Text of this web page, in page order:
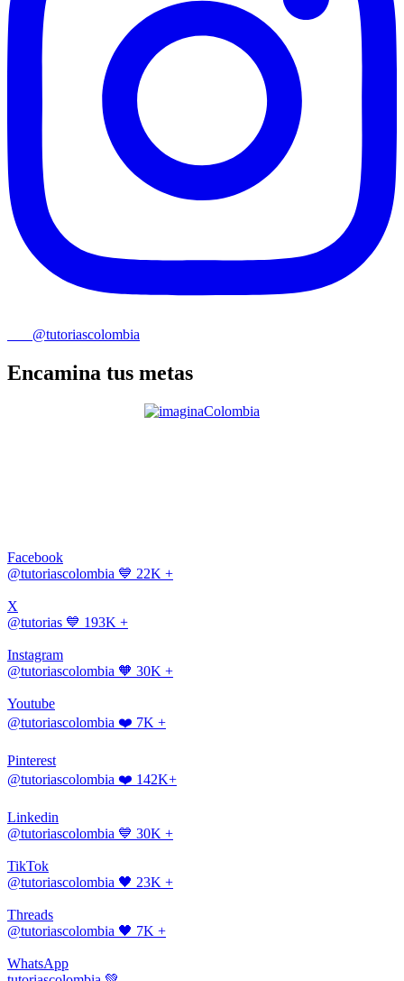
@tutoriascolombia
Encamina tus metas
Facebook
@tutoriascolombia 💙 22K +
X
@tutorias 💙 193K +
Instagram
@tutoriascolombia 🧡 30K +
Youtube
@tutoriascolombia ❤️ 7K +
Pinterest
@tutoriascolombia ❤️ 142K+
Linkedin
@tutoriascolombia 💙 30K +
TikTok
@tutoriascolombia 🖤 23K +
Threads
@tutoriascolombia 🖤 7K +
WhatsApp